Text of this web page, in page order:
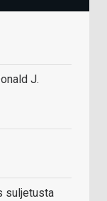
J.
suljetusta